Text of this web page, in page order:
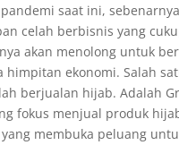
saat ini,
celah berbisnis yang
akan menolong untuk
himpitan ekonomi. Salah
berjualan hijab. Adalah
fokus menjual produk
membuka peluang